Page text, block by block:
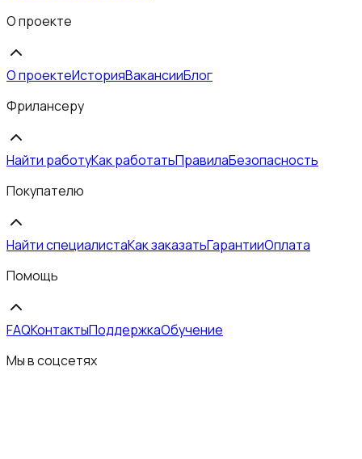
О проекте
О проектеИсторияВакансииБлог
Фрилансеру
Найти работуКак работатьПравилаБезопасность
Покупателю
Найти специалистаКак заказатьГарантииОплата
Помощь
FAQКонтактыПоддержкаОбучение
Мы в соцсетях